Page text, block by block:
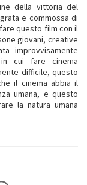
della vittoria del
e commossa di
questo film con il
giovani, creative
improvvisamente
cui fare cinema
difficile, questo
il cinema abbia il
umana, e questo
la natura umana